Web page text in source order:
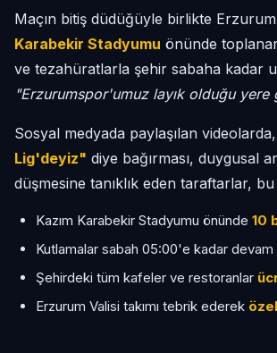
Maçın bitiş düdüğüyle birlikte
Karabekir Stadyumu önünde
ve tezahüratlarla şehir sabaha kadar
"Erzurumspor'umuz layık olduğu yere
Sosyal medyada paylaşılan
Lig'deyiz" diye bağırması, duygusal
düşmesine tanıklık eden taraftarlar,
Kazım Karabekir Stadyumu önünde 10
Kutlamalar sabah 05:00'e kadar devam
Şehirdeki tüm kafeler ve restoranlar
Erzurum Valisi takımı tebrik ederek